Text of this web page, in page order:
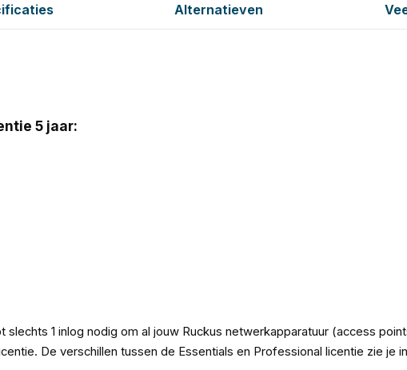
Alternatieven
5 jaar:
1 inlog nodig om al jouw Ruckus netwerkapparatuur (access
De verschillen tussen de Essentials en Professional licentie zie je